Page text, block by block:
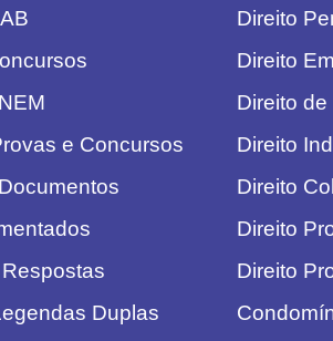
e Concursos
Duplas
Direito
Direito
Direito
Direito
Direito
Direito
Direito